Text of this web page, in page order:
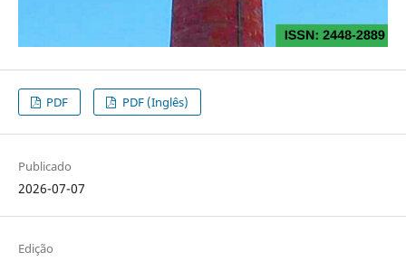
PDF PDF (Inglês)
Publicado
2026-07-07
Edição